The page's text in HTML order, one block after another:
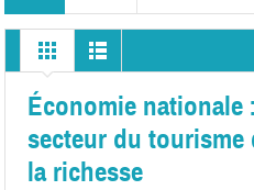
Économie
secteur du tourisme
la richesse